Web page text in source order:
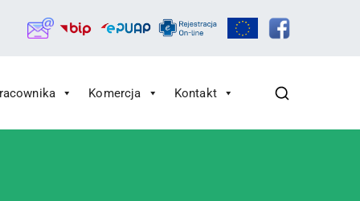
Komercja Kontakt